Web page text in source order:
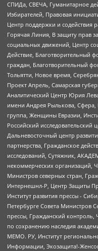
СПИДа, СВЕЧА, Гуманитарное
Избирателей, Правовая
Центр поддержки и содействия
Горячая Линия, В защиту прав
социальных движений, Центр
Действие, Благотворительный
граждан, Благотворительный
Тольятти, Новое время,
Проект Апрель, Самарская
Аналитический Центр Юрия
имени Андрея Рылькова,
группа, Женщины Евразии,
Российский исследовательский
Дальневосточный центр
партнерства, Гражданское
исследований, Сутяжник,
некоммерческих организаций,
Министров северных стран,
Интернешнл-Р, Центр Защиты
Институт развития прессы -
Петербурге Совета Министров
прессы, Гражданский
по сохранению наследия
МЕМО. РУ, Институт
Информации, Экозащита!-